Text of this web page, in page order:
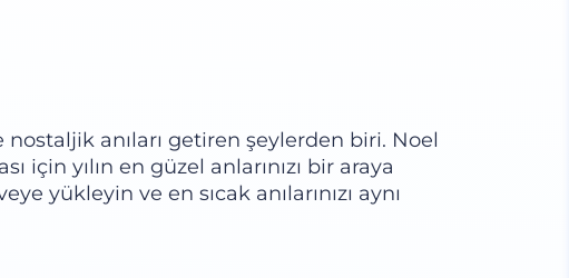
nostaljik anıları getiren şeylerden biri. Noel
için yılın en güzel anlarınızı bir araya
yükleyin ve en sıcak anılarınızı aynı